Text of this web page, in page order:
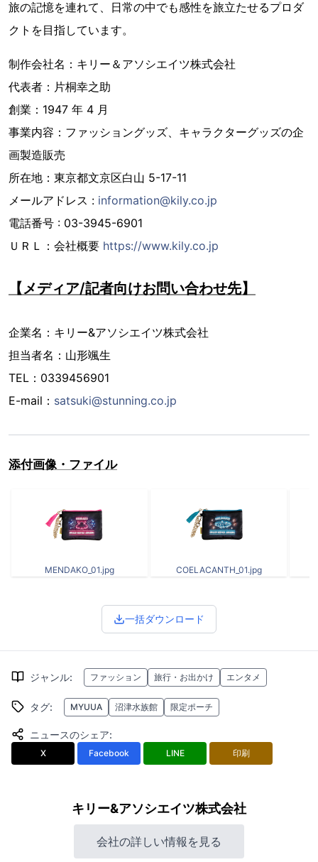
旅の記憶を連れて、⽇常の中でも感性を旅⽴たせるプロダ
クトを⽬指しています。
制作会社名：キリー＆アソシエイツ株式会社
代表者：⽚桐幸之助
創業：1947 年 4 ⽉
事業内容：ファッショングッズ、キャラクターグッズの企
画製造販売
所在地：東京都⽂京区⽩⼭ 5-17-11
メールアドレス : information@kily.co.jp
電話番号 : 03-3945-6901
ＵＲＬ：会社概要 https://www.kily.co.jp
【メディア/記者向けお問い合わせ先】
企業名：キリー&アソシエイツ株式会社
担当者名：山形颯生
TEL：0339456901
E-mail： satsuki@stunning.co.jp
添付画像・ファイル
MENDAKO_01.jpg COELACANTH_01.jpg
一括ダウンロード
ジャンル: ファッション 旅行・お出かけ エンタメ
タグ: MYUUA 沼津水族館 限定ポーチ
ニュースのシェア:
X Facebook LINE 印刷
キリー&アソシエイツ株式会社
会社の詳しい情報を見る